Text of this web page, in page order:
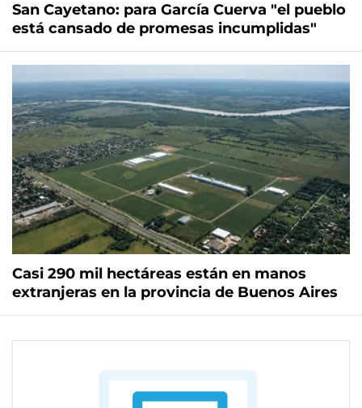
San Cayetano: para García Cuerva "el pueblo
está cansado de promesas incumplidas"
Casi 290 mil hectáreas están en manos
extranjeras en la provincia de Buenos Aires